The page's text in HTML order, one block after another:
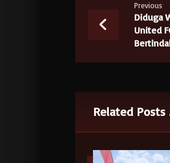
Previous
Diduga
United
Related Posts